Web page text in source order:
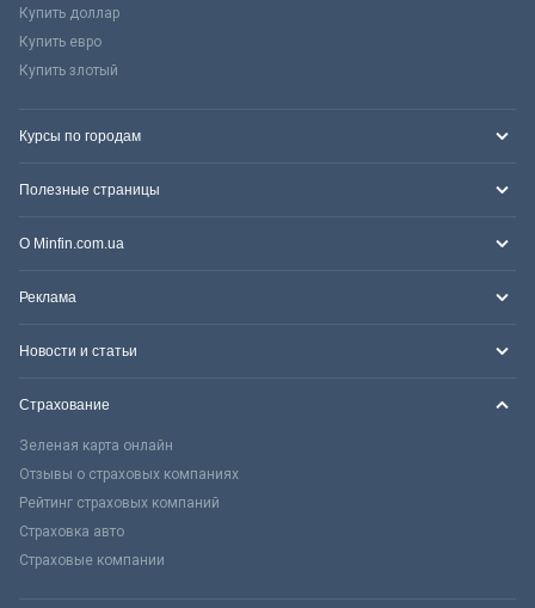
Купить доллар
Купить евро
Купить злотый
Курсы по городам
Полезные страницы
О Minfin.com.ua
Реклама
Новости и статьи
Страхование
Зеленая карта онлайн
Отзывы о страховых компаниях
Рейтинг страховых компаний
Страховка авто
Страховые компании